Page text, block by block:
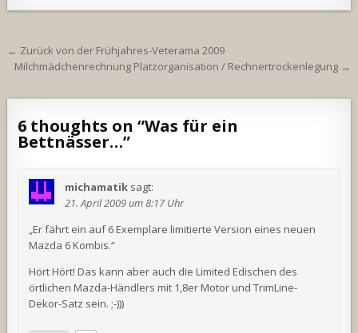
Beitragsnavigation
← Zurück von der Frühjahres-Veterama 2009
Milchmädchenrechnung Platzorganisation / Rechnertrockenlegung →
6 thoughts on “Was für ein
Bettnässer…”
michamatik sagt:
21. April 2009 um 8:17 Uhr
„Er fährt ein auf 6 Exemplare limitierte Version eines neuen
Mazda 6 Kombis.“
Hört Hört! Das kann aber auch die Limited Edischen des
örtlichen Mazda-Händlers mit 1,8er Motor und TrimLine-
Dekor-Satz sein. ;-)))